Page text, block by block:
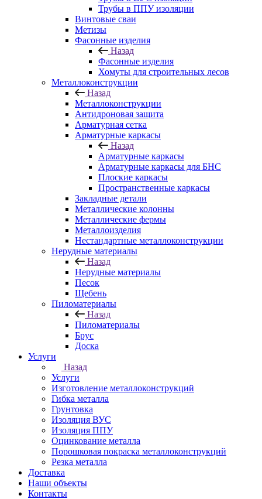
Трубы в ППУ изоляции
Винтовые сваи
Метизы
Фасонные изделия
Назад
Фасонные изделия
Хомуты для строительных лесов
Металлоконструкции
Назад
Металлоконструкции
Антидроновая защита
Арматурная сетка
Арматурные каркасы
Назад
Арматурные каркасы
Арматурные каркасы для БНС
Плоские каркасы
Пространственные каркасы
Закладные детали
Металлические колонны
Металлические фермы
Металлоизделия
Нестандартные металлоконструкции
Нерудные материалы
Назад
Нерудные материалы
Песок
Щебень
Пиломатериалы
Назад
Пиломатериалы
Брус
Доска
Услуги
Назад
Услуги
Изготовление металлоконструкций
Гибка металла
Грунтовка
Изоляция ВУС
Изоляция ППУ
Оцинкование металла
Порошковая покраска металлоконструкций
Резка металла
Доставка
Наши объекты
Контакты